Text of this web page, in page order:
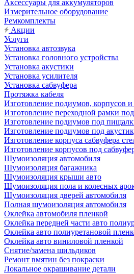
Аксессуары для аккумуляторов
Измерительное оборудование
Ремкомплекты
Акции
Услуги
Установка автозвука
Установка головного устройства
Установка акустики
Установка усилителя
Установка сабвуфера
Протяжка кабеля
Изготовление подиумов, корпусов
Изготовление переходной рамки
Изготовление подиумов под
Изготовление подиумов под
Изготовление корпуса сабвуфера
Изготовление корпусов под
Шумоизоляция автомобиля
Шумоизоляция багажника
Шумоизоляция крыши авто
Шумоизоляция пола и колесных
Шумоизоляция дверей автомобиля
Полная шумоизоляция автомобиля
Оклейка автомобиля пленкой
Оклейка передней части авто
Оклейка авто полиуретановой
Оклейка авто виниловой пленкой
Снятие/замена шильдиков
Ремонт вмятин без покраски
Локальное окрашивание детали